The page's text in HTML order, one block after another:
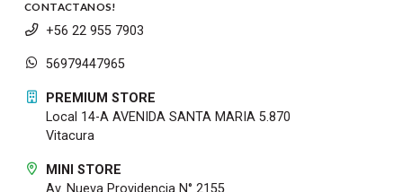
CONTACTANOS!
+56 22 955 7903
56979447965
PREMIUM STORE
Local 14-A AVENIDA SANTA MARIA 5.870
Vitacura
MINI STORE
Av. Nueva Providencia N° 2155